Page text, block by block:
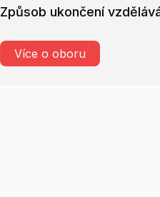
Způsob ukončení
Více o oboru